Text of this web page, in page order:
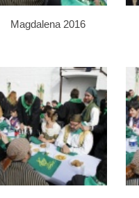
Magdalena 2016